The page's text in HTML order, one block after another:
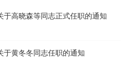
于高晓森等同志正式任职的通知
于黄冬冬同志任职的通知